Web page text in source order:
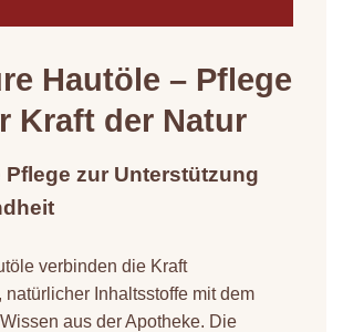
Hautöle – Pflege
Kraft der Natur
Pflege zur Unterstützung
verbinden die Kraft
natürlicher Inhaltsstoffe mit dem
aus der Apotheke. Die